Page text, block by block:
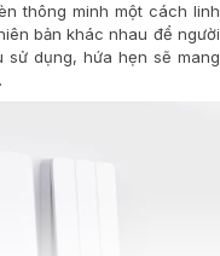
thông minh một cách linh
bản khác nhau để người
sử dụng, hứa hẹn sẽ mang